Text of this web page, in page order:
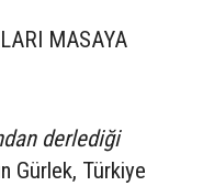
MASAYA
derlediği
Gürlek, Türkiye